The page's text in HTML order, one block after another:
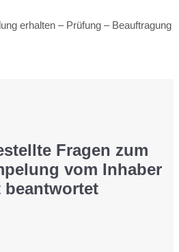
erhalten – Prüfung – Beauftragung
Fragen zum
vom Inhaber
beantwortet